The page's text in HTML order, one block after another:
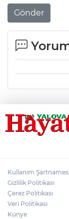
Gönder
Kullanım
Gizlilik Politikası
Çerez Politikası
Veri Politikası
Künye